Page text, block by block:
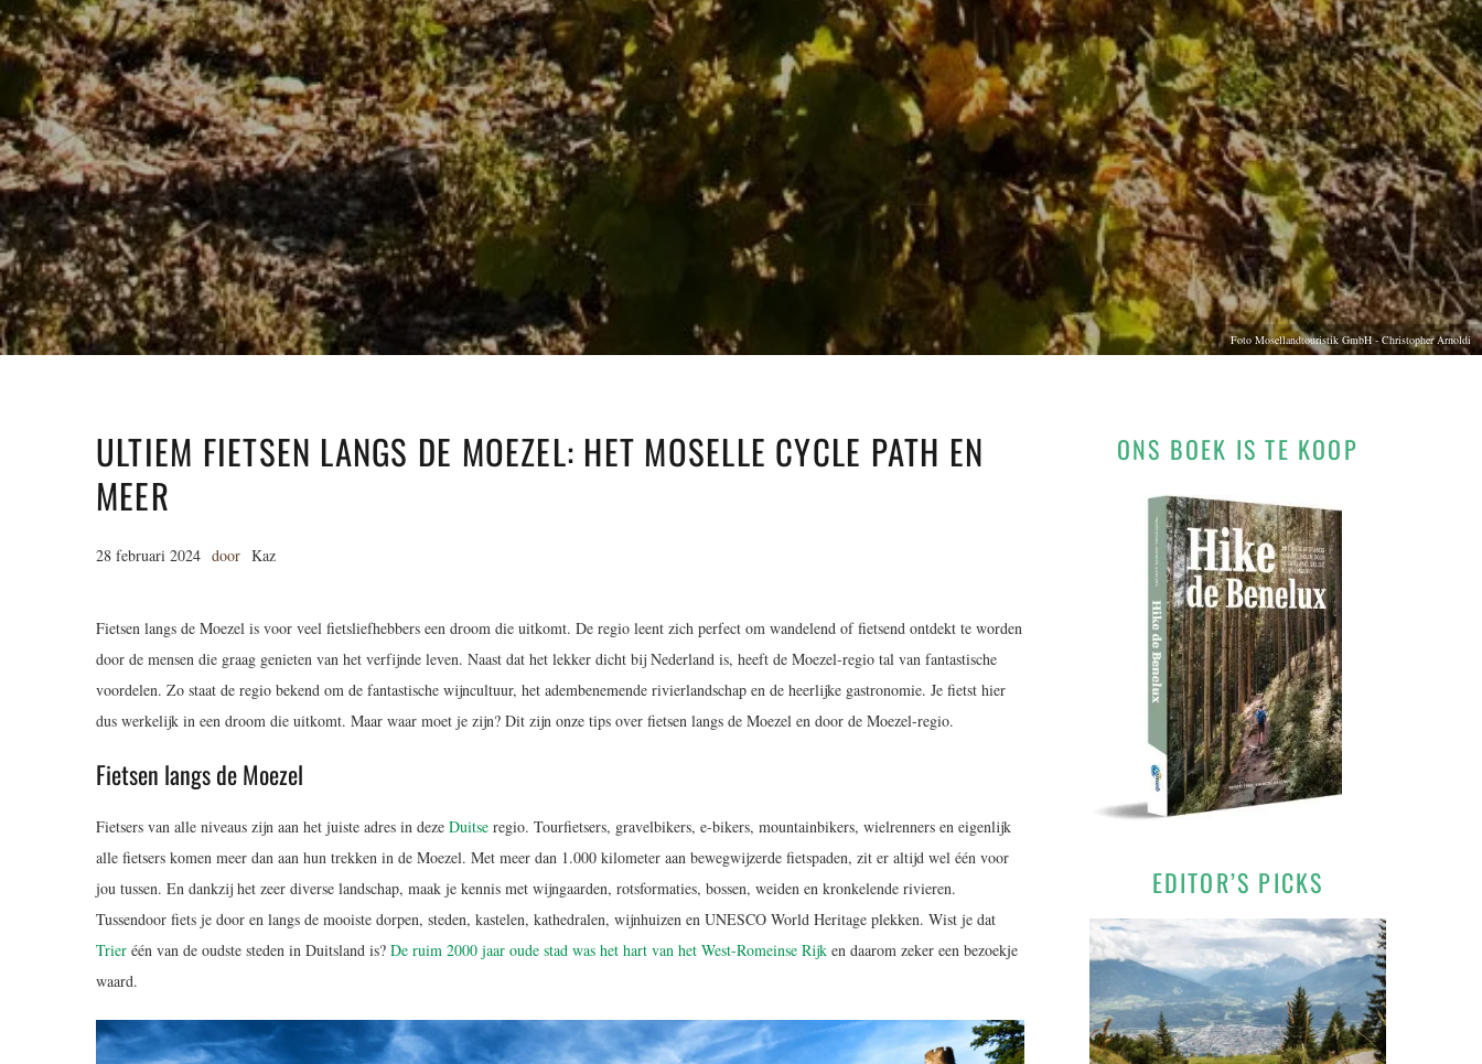
Foto Mosellandtouristik GmbH - Christopher Arnoldi
ULTIEM FIETSEN LANGS DE MOEZEL: HET MOSELLE CYCLE PATH EN
MEER
28 februari 2024 door Kaz
Fietsen langs de Moezel is voor veel fietsliefhebbers een droom die uitkomt. De regio leent zich perfect om wandelend of fietsend ontdekt te worden
door de mensen die graag genieten van het verfijnde leven. Naast dat het lekker dicht bij Nederland is, heeft de Moezel-regio tal van fantastische
voordelen. Zo staat de regio bekend om de fantastische wijncultuur, het adembenemende rivierlandschap en de heerlijke gastronomie. Je fietst hier
dus werkelijk in een droom die uitkomt. Maar waar moet je zijn? Dit zijn onze tips over fietsen langs de Moezel en door de Moezel-regio.
Fietsen langs de Moezel
Fietsers van alle niveaus zijn aan het juiste adres in deze Duitse regio. Tourfietsers, gravelbikers, e-bikers, mountainbikers, wielrenners en eigenlijk
alle fietsers komen meer dan aan hun trekken in de Moezel. Met meer dan 1.000 kilometer aan bewegwijzerde fietspaden, zit er altijd wel één voor
jou tussen. En dankzij het zeer diverse landschap, maak je kennis met wijngaarden, rotsformaties, bossen, weiden en kronkelende rivieren.
Tussendoor fiets je door en langs de mooiste dorpen, steden, kastelen, kathedralen, wijnhuizen en UNESCO World Heritage plekken. Wist je dat
Trier één van de oudste steden in Duitsland is? De ruim 2000 jaar oude stad was het hart van het West-Romeinse Rijk en daarom zeker een bezoekje
waard.
ONS BOEK IS TE KOOP
EDITOR’S PICKS